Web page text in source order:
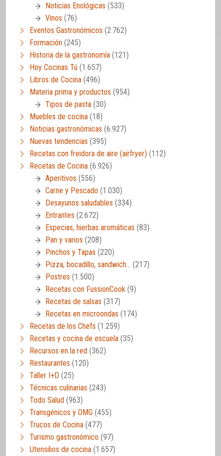
Noticias Enológicas (533)
Vinos (76)
Eventos Gastronómicos (2.762)
Formación (245)
Historia de la gastronomía (121)
Hoy Cocinas Tú (1.657)
Libros de Cocina (496)
Materia prima y productos (954)
Tipos de pasta (30)
Muebles de cocina (18)
Noticias gastronómicas (6.927)
Nuevas tendencias (395)
Recetas con freidora de aire (airfryer) (112)
Recetas de Cocina (6.926)
Aperitivos (556)
Carne y Pescado (1.030)
Desayunos saludables (334)
Entrantes (2.672)
Especias, hierbas aromáticas (83)
Pan y varios (208)
Pinchos y Tapas (220)
Pizza, bocadillo, sandwich… (217)
Postres (1.500)
Recetas con FussionCook (9)
Recetas de salsas (317)
Recetas en microondas (174)
Recetas de los Chefs (1.259)
Recetas y cocina de escuela (35)
Recursos en la red (362)
Restaurantes (120)
Taller I+D (25)
Técnicas culinarias (243)
Todo Salud (963)
Transgénicos y OMG (455)
Trucos de Cocina (477)
Turismo gastronómico (97)
Utensilios de cocina (1.657)